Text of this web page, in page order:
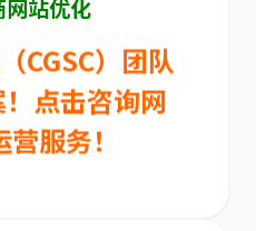
站优化
CGSC）团队
点击咨询网
服务！